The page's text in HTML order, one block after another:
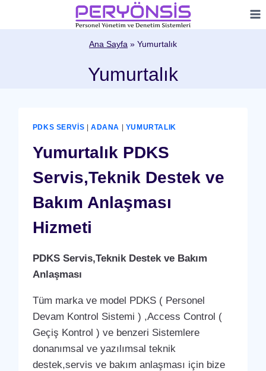
Ana Sayfa » Yumurtalık
Yumurtalık
PDKS SERVIS |ADANA | YUMURTALIK
Yumurtalık PDKS
Servis,Teknik Destek ve
Bakım Anlaşması
Hizmeti
PDKS Servis,Teknik Destek ve Bakım
Anlaşması
Tüm marka ve model PDKS ( Personel
Devam Kontrol Sistemi ) ,Access Control (
Geçiş Kontrol ) ve benzeri Sistemlere
donanımsal ve yazılımsal teknik
destek,servis ve bakım anlaşması için bize